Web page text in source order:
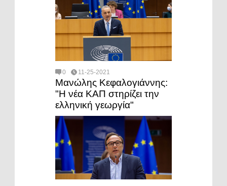
0 11-25-2021
Μανώλης Κεφαλογιάννης:
"H νέα ΚΑΠ στηρίζει την
ελληνική γεωργία"